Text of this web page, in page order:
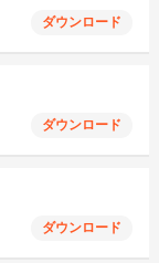
ダウンロード
ダウンロード
ダウンロード